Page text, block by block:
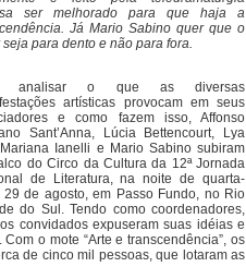
ser melhorado para que haja a
Já Mario Sabino quer que o
para dento e não para fora.
analisar o que as diversas
artísticas provocam em seus
e como fazem isso, Affonso
Sant’Anna, Lúcia Bettencourt, Lya
Mariana Ianelli e Mario Sabino subiram
do Circo da Cultura da 12ª Jornada
de Literatura, na noite de quarta-
29 de agosto, em Passo Fundo, no Rio
do Sul. Tendo como coordenadores,
convidados expuseram suas idéias e
o mote “Arte e transcendência”, os
de cinco mil pessoas, que lotaram as